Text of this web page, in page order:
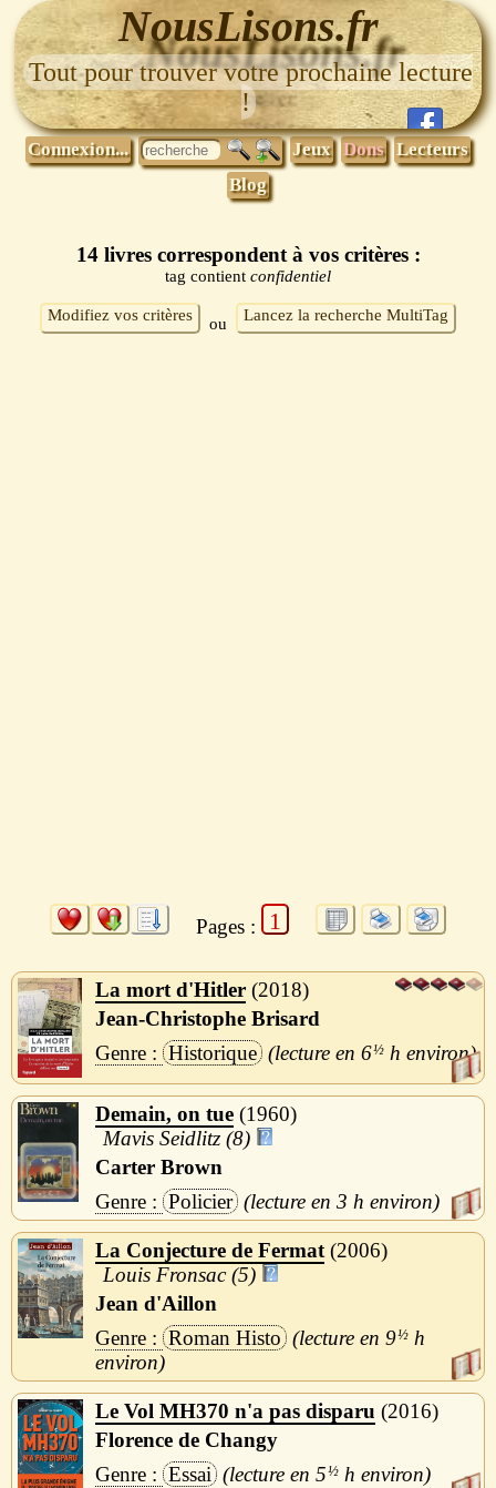
NousLisons.fr
Tout pour trouver votre prochaine lecture
!
Connexion... Jeux Dons Lecteurs
Blog
14 livres correspondent à vos critères :
tag contient confidentiel
Modifiez vos critères ou Lancez la recherche MultiTag
Pages : 1
La mort d'Hitler 2018
Jean-Christophe Brisard
Historique
6½ h
Demain, on tue 1960
Mavis Seidlitz (8)
Carter Brown
Policier
3 h
La Conjecture de Fermat 2006
Louis Fronsac (5)
Jean d'Aillon
Roman Histo
9½ h
Le Vol MH370 n'a pas disparu
2016
Florence de Changy
Essai
5½ h